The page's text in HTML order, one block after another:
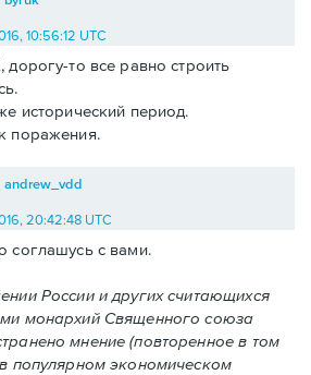
10:56:12 UTC
дорогу-то все равно строить
исторический период.
поражения.
andrew_vdd
20:42:48 UTC
соглашусь с вами.
России и других считающихся
монархий Священного союза
мнение (повторенное в том
популярном экономическом